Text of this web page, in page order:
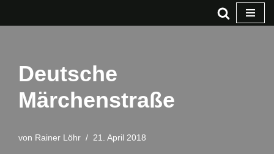
Deutsche
Märchenstraße
von Rainer Löhr 21. April 2018